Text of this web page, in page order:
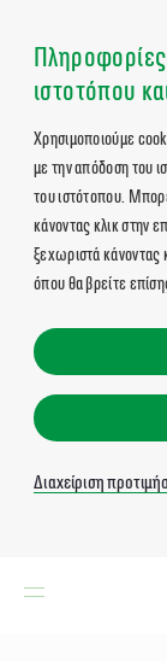
ιστοτόπου
Χρησιμοποιούμε
με την απόδοση του
του ιστότοπου.
κάνοντας κλικ στην
ξεχωριστά κάνοντας
όπου θα βρείτε
Διαχείριση